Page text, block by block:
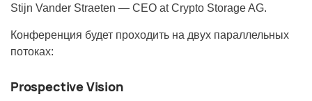
Stijn Vander Straeten — CEO at Crypto Storage AG.
Конференция будет проходить на двух параллельных
потоках:
Prospective Vision